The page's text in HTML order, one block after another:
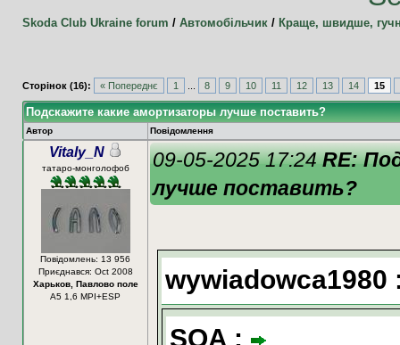
Skoda Club Ukraine forum / Автомобільчик/ Краще, швидше,
Сторінок (16): « Попереднє 1 8 9 10 11 12 13 14 15
Подскажите какие амортизаторы лучше поставить?
Автор Повідомлення
Vitaly_N
татаро-монголофоб
Повідомлень: 13 956
Приєднався: Oct 2008
Харьков, Павлово поле
А5 1,6 MPI+ESP
09-05-2025 17:24RE:
лучше поставить?
wywiadowca1980
SOA :